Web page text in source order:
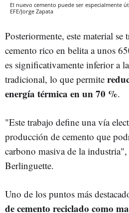
El nuevo cemento puede ser especialmente
EFE/Jorge Zapata
Posteriormente, este material
cemento rico en belita a unos
es significativamente inferior a
tradicional, lo que permite
energía térmica en un 70 %.
"Este trabajo define una vía
producción de cemento que
carbono masiva de la
Berlinguette.
Uno de los puntos más
de cemento reciclado como